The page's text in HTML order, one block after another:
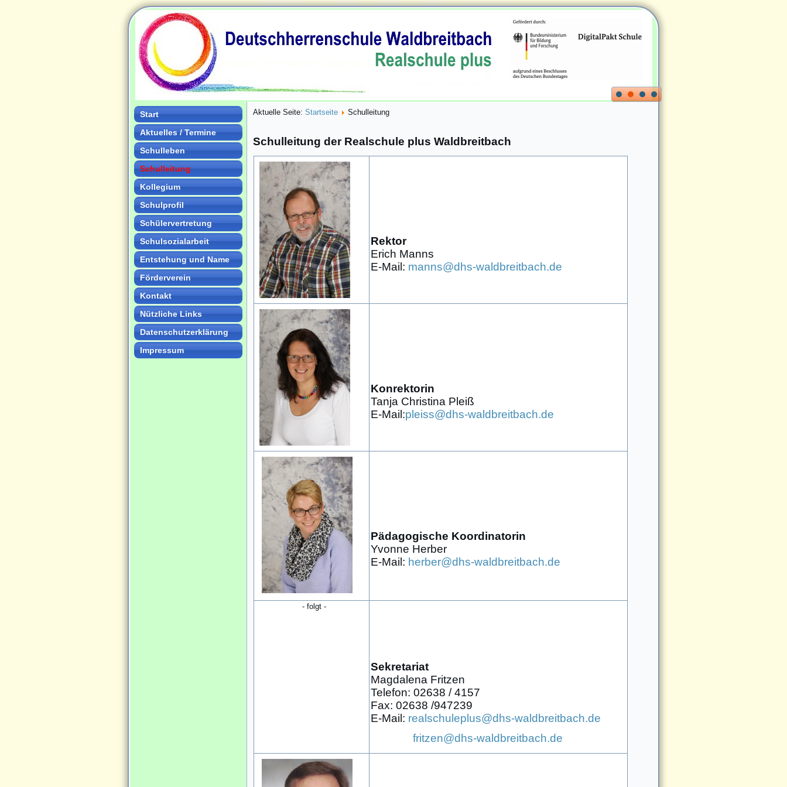
Start
Aktuelles / Termine
Schulleben
Schulleitung
Kollegium
Schulprofil
Schülervertretung
Schulsozialarbeit
Entstehung und Name
Förderverein
Kontakt
Nützliche Links
Datenschutzerklärung
Impressum
Aktuelle Seite: Startseite Schulleitung
Schulleitung der Realschule plus Waldbreitbach
Rektor
Erich Manns
E-Mail: manns@dhs-waldbreitbach.de
Konrektorin
Tanja Christina Pleiß
E-Mail:pleiss@dhs-waldbreitbach.de
Pädagogische Koordinatorin
Yvonne Herber
E-Mail: herber@dhs-waldbreitbach.de
- folgt -
Sekretariat
Magdalena Fritzen
Telefon: 02638 / 4157
Fax: 02638 /947239
E-Mail: realschuleplus@dhs-waldbreitbach.de
fritzen@dhs-waldbreitbach.de